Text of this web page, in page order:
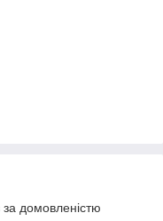
домовленістю